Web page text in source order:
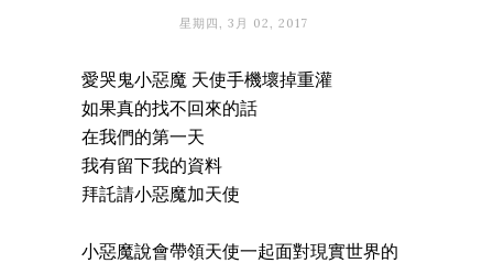
星期四, 3月 02, 2017
愛哭鬼小惡魔 天使手機壞掉重灌
如果真的找不回來的話
在我們的第一天
我有留下我的資料
拜託請小惡魔加天使
小惡魔說會帶領天使一起面對現實世界的